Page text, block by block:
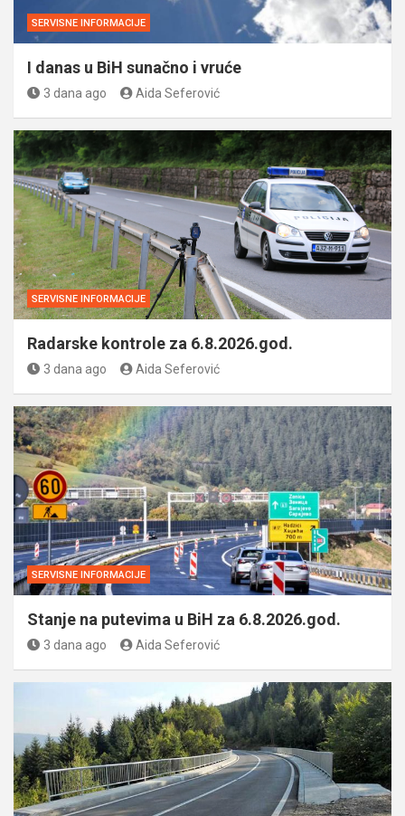
SERVISNE INFORMACIJE
I danas u BiH sunačno i vruće
3 dana ago Aida Seferović
SERVISNE INFORMACIJE
Radarske kontrole za 6.8.2026.god.
3 dana ago Aida Seferović
SERVISNE INFORMACIJE
Stanje na putevima u BiH za 6.8.2026.god.
3 dana ago Aida Seferović